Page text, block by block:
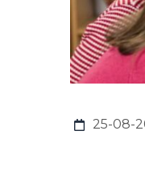
25-08-